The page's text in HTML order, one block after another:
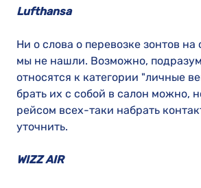
Lufthansa
Ни о слова о перевозке зонтов
мы не нашли. Возможно,
относятся к категории "личные
брать их с собой в салон можно,
рейсом всех-таки набрать
уточнить.
WIZZ AIR